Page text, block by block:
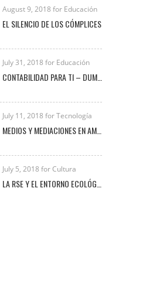
August 9, 2018 for Educación
EL SILENCIO DE LOS CÓMPLICES
July 31, 2018 for Educación
July 11, 2018 for Tecnología
July 5, 2018 for Cultura